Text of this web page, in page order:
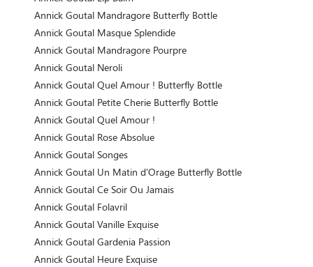
Annick Goutal Mandragore Butterfly Bottle
Annick Goutal Masque Splendide
Annick Goutal Mandragore Pourpre
Annick Goutal Neroli
Annick Goutal Quel Amour ! Butterfly Bottle
Annick Goutal Petite Cherie Butterfly Bottle
Annick Goutal Quel Amour !
Annick Goutal Rose Absolue
Annick Goutal Songes
Annick Goutal Un Matin d'Orage Butterfly Bottle
Annick Goutal Ce Soir Ou Jamais
Annick Goutal Folavril
Annick Goutal Vanille Exquise
Annick Goutal Gardenia Passion
Annick Goutal Heure Exquise